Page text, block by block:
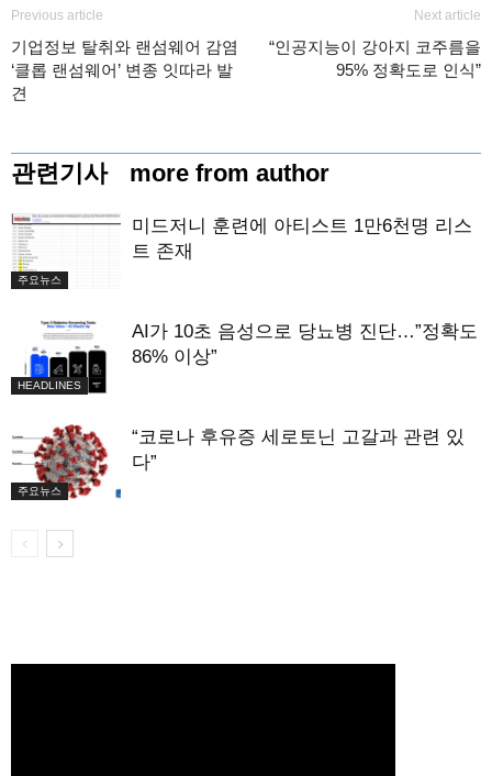
Previous article
기업정보 탈취와 랜섬웨어 감염
‘클롭 랜섬웨어’ 변종 잇따라 발
견
Next article
“인공지능이 강아지 코주름을
95% 정확도로 인식”
관련기사 more from author
주요뉴스
미드저니 훈련에 아티스트 1만6천명 리스
트 존재
HEADLINES
AI가 10초 음성으로 당뇨병 진단…”정확도
86% 이상”
주요뉴스
“코로나 후유증 세로토닌 고갈과 관련 있
다”